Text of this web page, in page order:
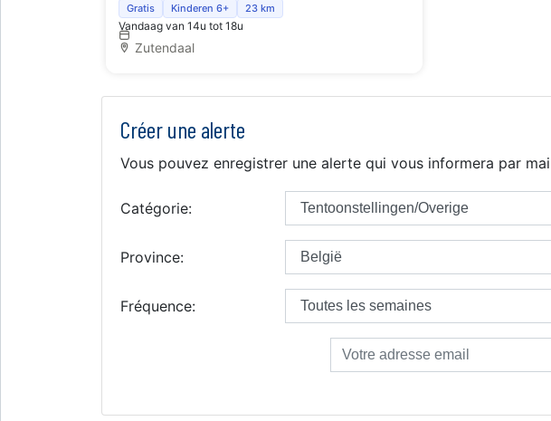
Gratis Kinderen 6+ 23 km
Vandaag van 14u tot 18u
Zutendaal
Créer une alerte
Vous pouvez enregistrer une alerte qui vous informera par
Catégorie:
Province:
Fréquence: